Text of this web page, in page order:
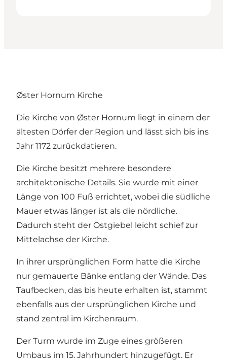
Øster Hornum Kirche
Die Kirche von Øster Hornum liegt in einem der
ältesten Dörfer der Region und lässt sich bis ins
Jahr 1172 zurückdatieren.
Die Kirche besitzt mehrere besondere
architektonische Details. Sie wurde mit einer
Länge von 100 Fuß errichtet, wobei die südliche
Mauer etwas länger ist als die nördliche.
Dadurch steht der Ostgiebel leicht schief zur
Mittelachse der Kirche.
In ihrer ursprünglichen Form hatte die Kirche
nur gemauerte Bänke entlang der Wände. Das
Taufbecken, das bis heute erhalten ist, stammt
ebenfalls aus der ursprünglichen Kirche und
stand zentral im Kirchenraum.
Der Turm wurde im Zuge eines größeren
Umbaus im 15. Jahrhundert hinzugefügt. Er